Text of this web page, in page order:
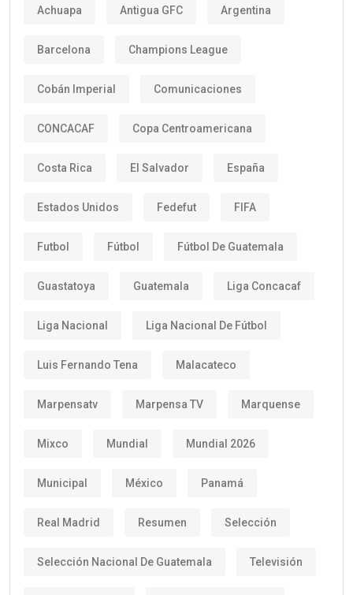
Achuapa Antigua GFC Argentina
Barcelona Champions League
Cobán Imperial Comunicaciones
CONCACAF Copa Centroamericana
Costa Rica El Salvador España
Estados Unidos Fedefut FIFA
Futbol Fútbol Fútbol De Guatemala
Guastatoya Guatemala Liga Concacaf
Liga Nacional Liga Nacional De Fútbol
Luis Fernando Tena Malacateco
Marpensatv Marpensa TV Marquense
Mixco Mundial Mundial 2026
Municipal México Panamá
Real Madrid Resumen Selección
Selección Nacional De Guatemala Televisión